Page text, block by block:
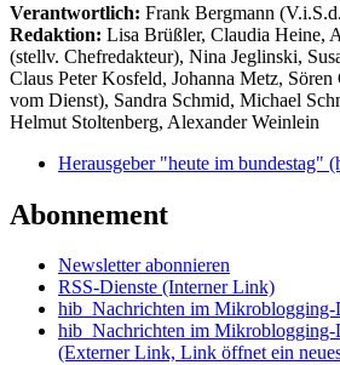
Verantwortlich: Frank Bergmann
Redaktion: Lisa Brüßler, Claudia Heine,
(stellv. Chefredakteur), Nina Jeglinski,
Claus Peter Kosfeld, Johanna Metz,
vom Dienst), Sandra Schmid, Michael
Helmut Stoltenberg, Alexander Weinlein
Herausgeber "heute im bundestag"
Abonnement
Newsletter abonnieren
RSS-Dienste (Interner Link)
hib_Nachrichten im
hib_Nachrichten im Mikroblogging-
(Externer Link, Link öffnet ein